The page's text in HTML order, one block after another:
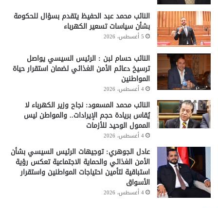
النائب محمد عبد الحفيظ يتقدم بسؤال للحكومة
بشأن سياسات تسعير الكهرباء
5 أغسطس، 2026
النائب حسام لبن : الرئيس السيسي يواصل
ترسيخ دعائم الأمن الغذائي لضمان استقرار حياة
المواطنين
4 أغسطس، 2026
النائب محمد المسعود: نجاح وزير الكهرباء لا
يُقاس بريادة حجم الإيرادات.. والمواطن ليس
الممول الوحيد للأزمات
4 أغسطس، 2026
عادل الجوهري: توجيهات الرئيس السيسي بشأن
الأمن الغذائي والحماية الاجتماعية تعكس رؤية
استباقية لتأمين احتياجات المواطنين واستقرار
الأسواق
4 أغسطس، 2026